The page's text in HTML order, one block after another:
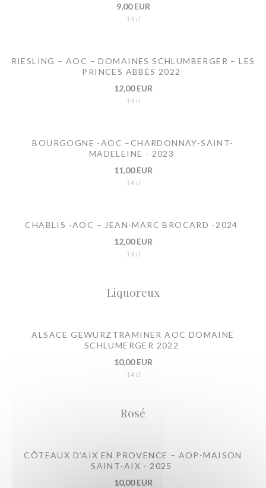
9,00 EUR
14 cl
RIESLING – AOC – DOMAINES SCHLUMBERGER – LES
PRINCES ABBÉS 2022
12,00 EUR
14 cl
BOURGOGNE -AOC –CHARDONNAY-SAINT-
MADELEINE - 2023
11,00 EUR
14 cl
CHABLIS -AOC – JEAN-MARC BROCARD -2024
12,00 EUR
14 cl
Liquoreux
ALSACE GEWURZTRAMINER AOC DOMAINE
SCHLUMERGER 2022
10,00 EUR
14 cl
Rosé
CÔTEAUX D’AIX EN PROVENCE – AOP-MAISON
SAINT-AIX - 2025
10,00 EUR